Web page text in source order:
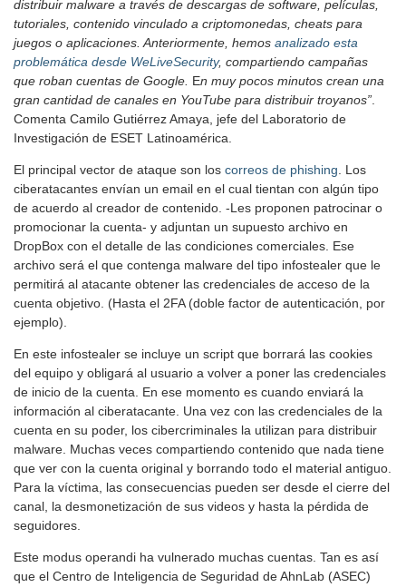
distribuir malware a través de descargas de software, películas,
tutoriales, contenido vinculado a criptomonedas, cheats para
juegos o aplicaciones. Anteriormente, hemos analizado esta
problemática desde WeLiveSecurity, compartiendo campañas
que roban cuentas de Google. En muy pocos minutos crean una
gran cantidad de canales en YouTube para distribuir troyanos”
Comenta Camilo Gutiérrez Amaya, jefe del Laboratorio de
Investigación de ESET Latinoamérica.
El principal vector de ataque son los correos de phishing . Los
ciberatacantes envían un email en el cual tientan con algún tipo
de acuerdo al creador de contenido. -Les proponen patrocinar o
promocionar la cuenta- y adjuntan un supuesto archivo en
DropBox con el detalle de las condiciones comerciales. Ese
archivo será el que contenga malware del tipo infostealer que le
permitirá al atacante obtener las credenciales de acceso de la
cuenta objetivo. (Hasta el 2FA (doble factor de autenticación, por
ejemplo).
En este infostealer se incluye un script que borrará las cookies
del equipo y obligará al usuario a volver a poner las credenciales
de inicio de la cuenta. En ese momento es cuando enviará la
información al ciberatacante. Una vez con las credenciales de la
cuenta en su poder, los cibercriminales la utilizan para distribuir
malware. Muchas veces compartiendo contenido que nada tiene
que ver con la cuenta original y borrando todo el material antiguo.
Para la víctima, las consecuencias pueden ser desde el cierre del
canal, la desmonetización de sus videos y hasta la pérdida de
seguidores.
Este modus operandi ha vulnerado muchas cuentas. Tan es así
que el Centro de Inteligencia de Seguridad de AhnLab (ASEC)